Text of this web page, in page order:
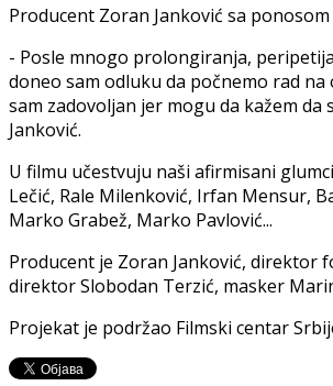
Producent Zoran Janković sa
- Posle mnogo prolongiranja,
doneo sam odluku da počnemo rad
sam zadovoljan jer mogu da kažem
Janković.
U filmu učestvuju naši afirmisani
Lečić, Rale Milenković, Irfan Mensur,
Marko Grabež, Marko Pavlović...
Producent je Zoran Janković, direktor
direktor Slobodan Terzić, masker
Projekat je podržao Filmski centar